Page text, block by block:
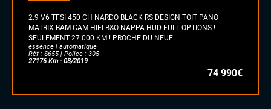
GPL
autre
2.9 V6 TFSI 450 CH NARDO BLACK RS DESIGN TOIT PANO
MATRIX BAM CAM HIFI B&O NAPPA HUD FULL OPTIONS ! --
SEULEMENT 27 000 KM ! PROCHE DU NEUF
essence | automatique
Réf : S655 | Police : 305
27176 Km - 08/2019
74 990€